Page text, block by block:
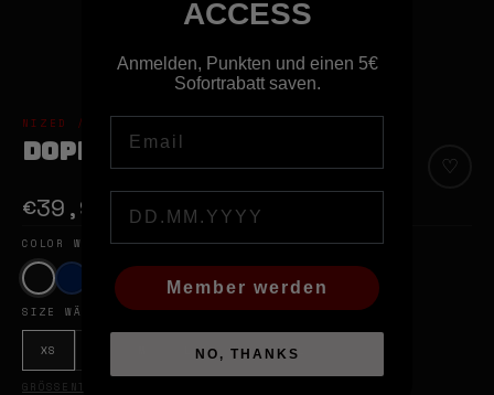
NIZED // BERLIN STREETWEAR & ART
DOPE DESIGN TANK TOP ♡
€39,95
COLOR WÄHLENBlack
SIZE WÄHLEN
XS XL 2XL
GRÖSSENTABELLE ANSEHEN
ACCESS
Anmelden, Punkten und einen 5€
Sofortrabatt saven.
Member werden
NO, THANKS